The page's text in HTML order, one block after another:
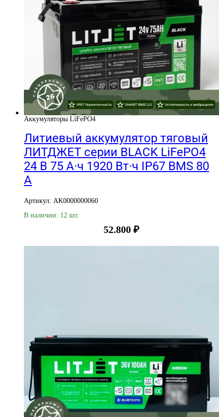
Аккумуляторы LiFePO4
Литиевый аккумулятор тяговый
ЛИТДЖЕТ серии BLACK LiFePO4
24 В 75 А·ч 1920 Вт·ч IP67 BMS 80
А
Артикул: AK0000000060
В наличии: 12 шт.
52.800 ₽